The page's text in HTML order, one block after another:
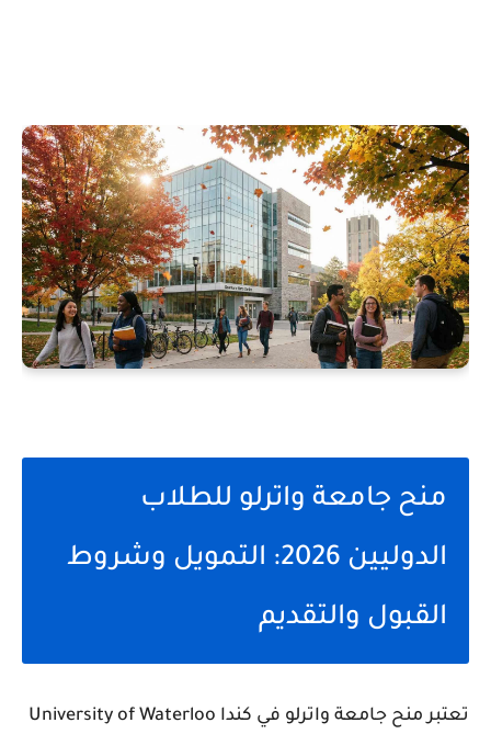
منح جامعة واترلو للطلاب
الدوليين 2026: التمويل وشروط
القبول والتقديم
تعتبر منح جامعة واترلو في كندا University of Waterloo